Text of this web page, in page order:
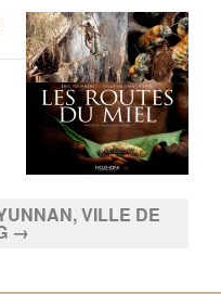
VILLE DE
→